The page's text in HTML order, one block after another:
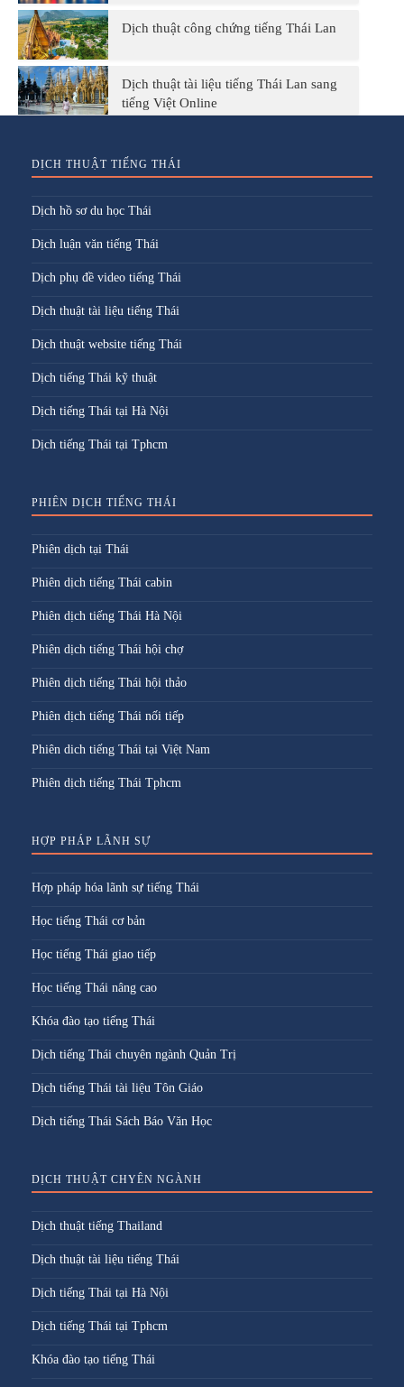
Dịch thuật công chứng tiếng Thái Lan
Dịch thuật tài liệu tiếng Thái Lan sang
tiếng Việt Online
DỊCH THUẬT TIẾNG THÁI
Dịch hồ sơ du học Thái
Dịch luận văn tiếng Thái
Dịch phụ đề video tiếng Thái
Dịch thuật tài liệu tiếng Thái
Dịch thuật website tiếng Thái
Dịch tiếng Thái kỹ thuật
Dịch tiếng Thái tại Hà Nội
Dịch tiếng Thái tại Tphcm
PHIÊN DỊCH TIẾNG THÁI
Phiên dịch tại Thái
Phiên dịch tiếng Thái cabin
Phiên dịch tiếng Thái Hà Nội
Phiên dịch tiếng Thái hội chợ
Phiên dịch tiếng Thái hội thảo
Phiên dịch tiếng Thái nối tiếp
Phiên dich tiếng Thái tại Việt Nam
Phiên dịch tiếng Thái Tphcm
HỢP PHÁP LÃNH SỰ
Hợp pháp hóa lãnh sự tiếng Thái
Học tiếng Thái cơ bản
Học tiếng Thái giao tiếp
Học tiếng Thái nâng cao
Khóa đào tạo tiếng Thái
Dịch tiếng Thái chuyên ngành Quản Trị
Dịch tiếng Thái tài liệu Tôn Giáo
Dịch tiếng Thái Sách Báo Văn Học
DỊCH THUẬT CHYÊN NGÀNH
Dịch thuật tiếng Thailand
Dịch thuật tài liệu tiếng Thái
Dịch tiếng Thái tại Hà Nội
Dịch tiếng Thái tại Tphcm
Khóa đào tạo tiếng Thái